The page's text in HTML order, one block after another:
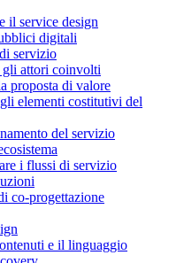
il service design
digitali
servizio
attori coinvolti
proposta di valore
elementi costitutivi del
del servizio
i flussi di servizio
co-progettazione
e il linguaggio